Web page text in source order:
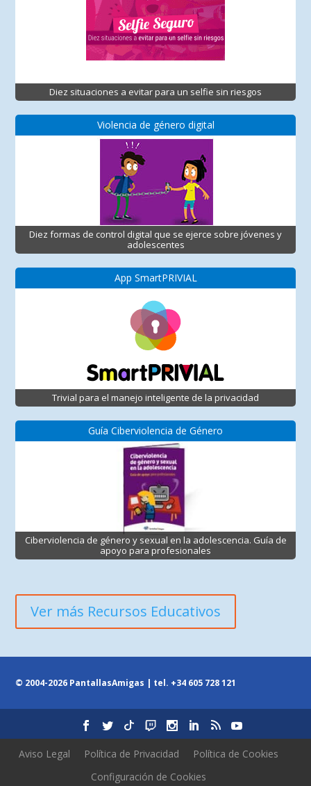
Diez situaciones a evitar para un selfie sin riesgos
Violencia de género digital
Diez formas de control digital que se ejerce sobre jóvenes y
adolescentes
App SmartPRIVIAL
Trivial para el manejo inteligente de la privacidad
Guía Ciberviolencia de Género
Ciberviolencia de género y sexual en la adolescencia. Guía de
apoyo para profesionales
Ver más Recursos Educativos
© 2004-2026 PantallasAmigas | tel. +34 605 728 121
Aviso Legal Política de Privacidad
Política de Cookies
Configuración de Cookies